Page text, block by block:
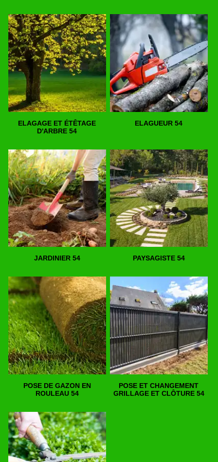
ELAGAGE ET ÉTÊTAGE
D'ARBRE 54
ELAGUEUR 54
JARDINIER 54 PAYSAGISTE 54
POSE DE GAZON EN
ROULEAU 54
POSE ET CHANGEMENT
GRILLAGE ET CLÔTURE 54